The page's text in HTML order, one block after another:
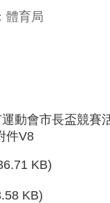
體育局
動會市長盃競賽
件V8
KB)
KB)